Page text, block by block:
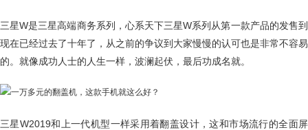
三星W是三星高端商务系列，心系天下三星W系列从第一款产品的发售到
现在已经过去了十年了，从之前的争议到大家慢慢的认可也是非常不容易
的。就像成功人士的人生一样，波澜起伏，最后功成名就。
三星W2019和上一代机型一样采用着翻盖设计，这和市场流行的全面屏